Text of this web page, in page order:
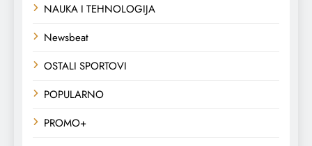
NAUKA I TEHNOLOGIJA
Newsbeat
OSTALI SPORTOVI
POPULARNO
PROMO+